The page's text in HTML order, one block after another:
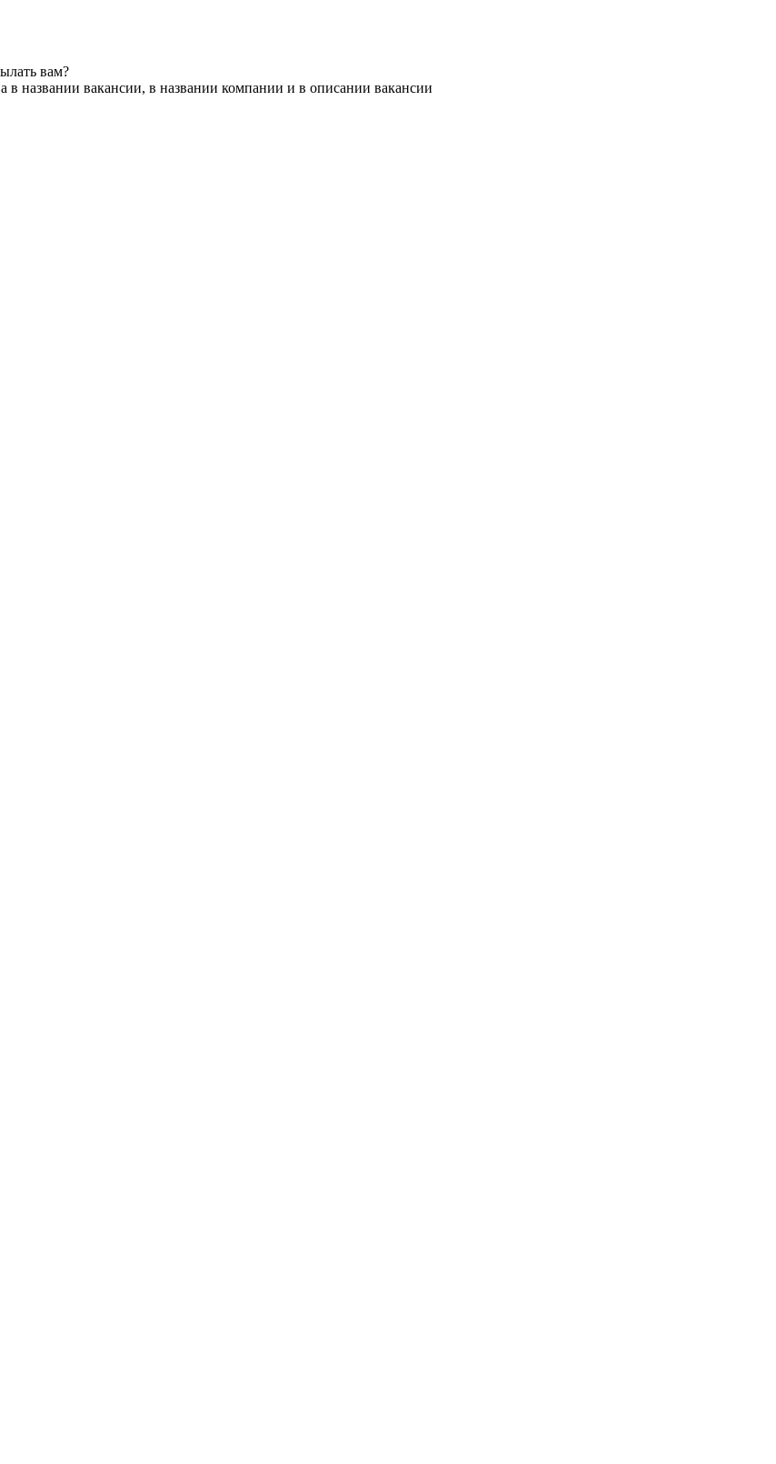
вам?
в названии вакансии, в названии компании и в описании вакансии